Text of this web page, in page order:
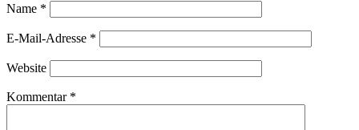
Name *
E-Mail-Adresse *
Website
Kommentar *